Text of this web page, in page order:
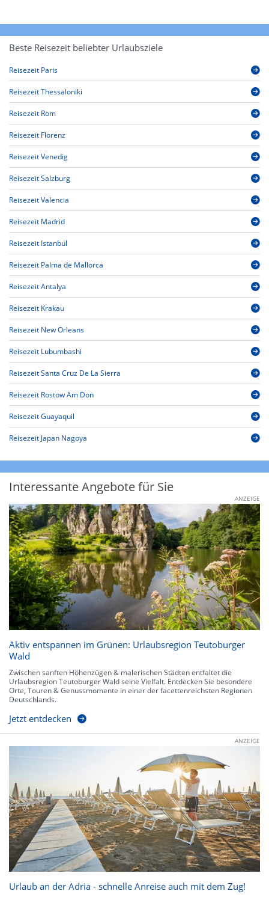
Beste Reisezeit beliebter Urlaubsziele
Reisezeit Paris
Reisezeit Thessaloniki
Reisezeit Rom
Reisezeit Florenz
Reisezeit Venedig
Reisezeit Salzburg
Reisezeit Valencia
Reisezeit Madrid
Reisezeit Istanbul
Reisezeit Palma de Mallorca
Reisezeit Antalya
Reisezeit Krakau
Reisezeit New Orleans
Reisezeit Lubumbashi
Reisezeit Santa Cruz De La Sierra
Reisezeit Rostow Am Don
Reisezeit Guayaquil
Reisezeit Japan Nagoya
Interessante Angebote für Sie
ANZEIGE
Aktiv entspannen im Grünen: Urlaubsregion Teutoburger
Wald
Zwischen sanften Höhenzügen & malerischen Städten entfaltet die
Urlaubsregion Teutoburger Wald seine Vielfalt. Entdecken Sie besondere
Orte, Touren & Genussmomente in einer der facettenreichsten Regionen
Deutschlands.
Jetzt entdecken
ANZEIGE
Urlaub an der Adria - schnelle Anreise auch mit dem Zug!